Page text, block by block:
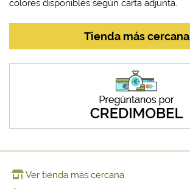
Tienda más cercana
colores disponibles según carta adjunta.
Ver tienda más cercana